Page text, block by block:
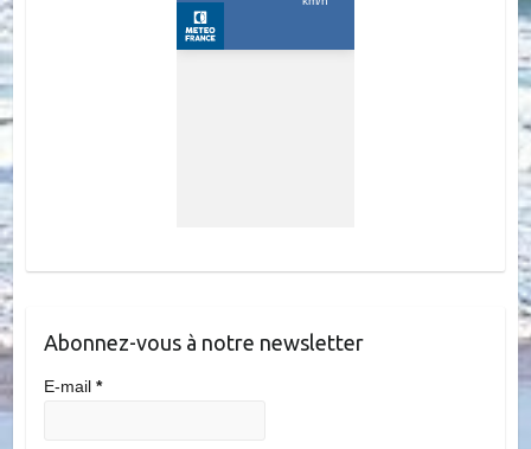
Abonnez-vous à notre newsletter
E-mail *